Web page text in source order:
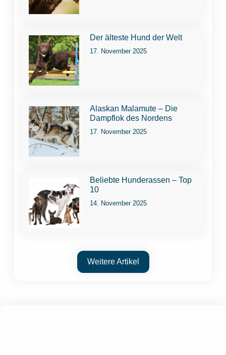
Der älteste Hund der Welt
17. November 2025
Alaskan Malamute – Die
Dampflok des Nordens
17. November 2025
Beliebte Hunderassen – Top
10
14. November 2025
Weitere Artikel